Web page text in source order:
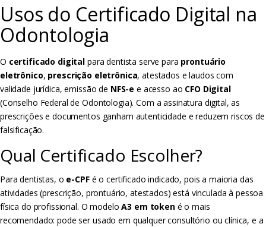
Usos do Certificado Digital na
Odontologia
O certificado digital para dentista serve para prontuário
eletrônico, prescrição eletrônica, atestados e laudos com
validade jurídica, emissão de NFS-e e acesso ao CFO Digital
(Conselho Federal de Odontologia). Com a assinatura digital, as
prescrições e documentos ganham autenticidade e reduzem riscos de
falsificação.
Qual Certificado Escolher?
Para dentistas, o e-CPFé o certificado indicado, pois a maioria das
atividades (prescrição, prontuário, atestados) está vinculada à pessoa
física do profissional. O modeloA3 em tokené o mais
recomendado: pode ser usado em qualquer consultório ou clínica, e a